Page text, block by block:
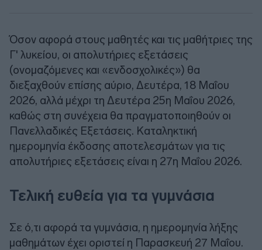
Όσον αφορά στους μαθητές και τις μαθήτριες της
Γ' λυκείου, οι απολυτήριες εξετάσεις
(ονομαζόμενες και «ενδοσχολικές») θα
διεξαχθούν επίσης αύριο, Δευτέρα, 18 Μαΐου
2026, αλλά μέχρι τη Δευτέρα 25η Μαΐου 2026,
καθώς στη συνέχεια θα πραγματοποιηθούν οι
Πανελλαδικές Εξετάσεις. Καταληκτική
ημερομηνία έκδοσης αποτελεσμάτων για τις
απολυτήριες εξετάσεις είναι η 27η Μαΐου 2026.
Τελική ευθεία για τα γυμνάσια
Σε ό,τι αφορά τα γυμνάσια, η ημερομηνία λήξης
μαθημάτων έχει οριστεί η Παρασκευή 27 Μαΐου.